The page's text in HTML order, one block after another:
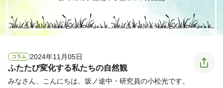
コラム 2024年11月05日
ふたたび変化する私たちの自然観
みなさん、こんにちは。坂ノ途中・研究員の小松光です。